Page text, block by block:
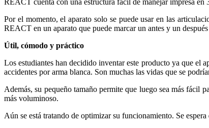
REACT cuenta con una estructura fácil de manejar impresa
Por el momento, el aparato solo se puede usar en las
REACT en un aparato que puede marcar un antes y un
Útil, cómodo y práctico
Los estudiantes han decidido inventar este producto ya que el
accidentes por arma blanca. Son muchas las vidas que se
Además, su pequeño tamaño permite que luego sea más fácil
más voluminoso.
Aún se está tratando de optimizar su funcionamiento. Se